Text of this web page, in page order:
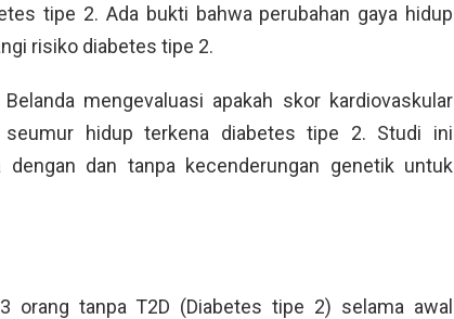
tipe 2. Ada bukti bahwa perubahan gaya hidup
risiko diabetes tipe 2.
mengevaluasi apakah skor kardiovaskular
hidup terkena diabetes tipe 2. Studi ini
dengan dan tanpa kecenderungan genetik untuk
orang tanpa T2D (Diabetes tipe 2) selama awal